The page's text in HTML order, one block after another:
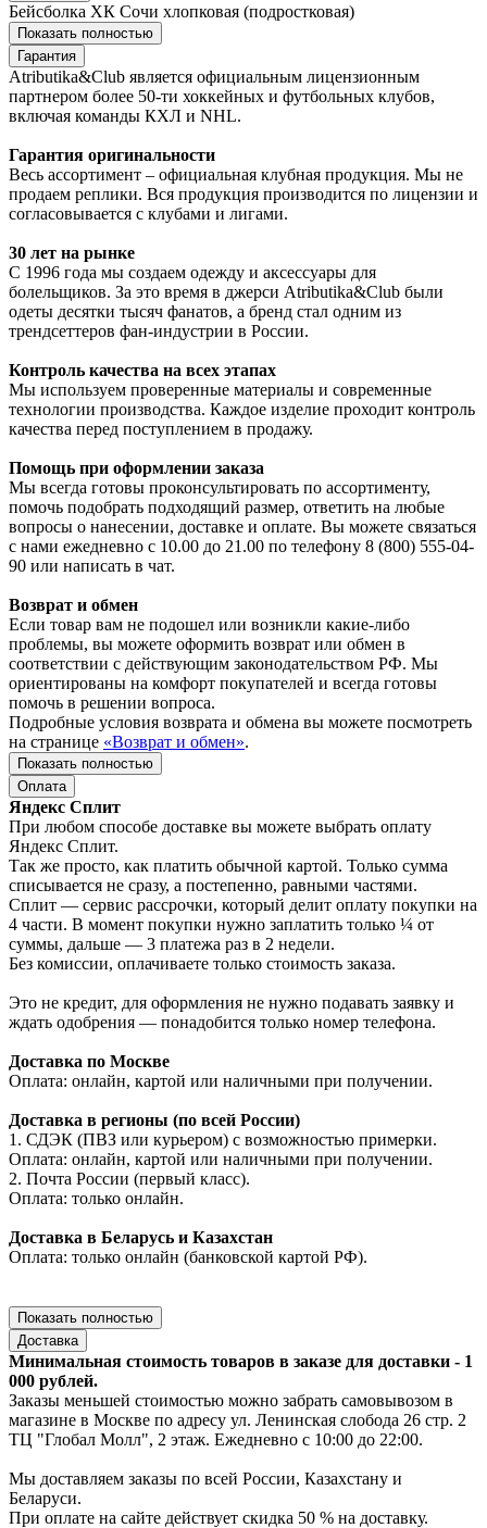
Бейсболка ХК Сочи хлопковая (подростковая)
Показать полностью
Гарантия
Atributika&Club является официальным лицензионным
партнером более 50-ти хоккейных и футбольных клубов,
включая команды КХЛ и NHL.
Гарантия оригинальности
Весь ассортимент – официальная клубная продукция. Мы не
продаем реплики. Вся продукция производится по лицензии и
согласовывается с клубами и лигами.
30 лет на рынке
С 1996 года мы создаем одежду и аксессуары для
болельщиков. За это время в джерси Atributika&Club были
одеты десятки тысяч фанатов, а бренд стал одним из
трендсеттеров фан-индустрии в России.
Контроль качества на всех этапах
Мы используем проверенные материалы и современные
технологии производства. Каждое изделие проходит контроль
качества перед поступлением в продажу.
Помощь при оформлении заказа
Мы всегда готовы проконсультировать по ассортименту,
помочь подобрать подходящий размер, ответить на любые
вопросы о нанесении, доставке и оплате. Вы можете связаться
с нами ежедневно с 10.00 до 21.00 по телефону 8 (800) 555-04-
90 или написать в чат.
Возврат и обмен
Если товар вам не подошел или возникли какие-либо
проблемы, вы можете оформить возврат или обмен в
соответствии с действующим законодательством РФ. Мы
ориентированы на комфорт покупателей и всегда готовы
помочь в решении вопроса.
Подробные условия возврата и обмена вы можете посмотреть
на странице «Возврат и обмен».
Показать полностью
Оплата
Яндекс Сплит
При любом способе доставке вы можете выбрать оплату
Яндекс Сплит.
Так же просто, как платить обычной картой. Только сумма
списывается не сразу, а постепенно, равными частями.
Сплит — сервис рассрочки, который делит оплату покупки на
4 части. В момент покупки нужно заплатить только ¼ от
суммы, дальше — 3 платежа раз в 2 недели.
Без комиссии, оплачиваете только стоимость заказа.
Это не кредит, для оформления не нужно подавать заявку и
ждать одобрения — понадобится только номер телефона.
Доставка по Москве
Оплата: онлайн, картой или наличными при получении.
Доставка в регионы (по всей России)
1. СДЭК (ПВЗ или курьером) с возможностью примерки.
Оплата: онлайн, картой или наличными при получении.
2. Почта России (первый класс).
Оплата: только онлайн.
Доставка в Беларусь и Казахстан
Оплата: только онлайн (банковской картой РФ).
Показать полностью
Доставка
Минимальная стоимость товаров в заказе для доставки - 1
000 рублей.
Заказы меньшей стоимостью можно забрать самовывозом в
магазине в Москве по адресу ул. Ленинская слобода 26 стр. 2
ТЦ "Глобал Молл", 2 этаж. Ежедневно с 10:00 до 22:00.
Мы доставляем заказы по всей России, Казахстану и
Беларуси.
При оплате на сайте действует скидка 50 % на доставку.